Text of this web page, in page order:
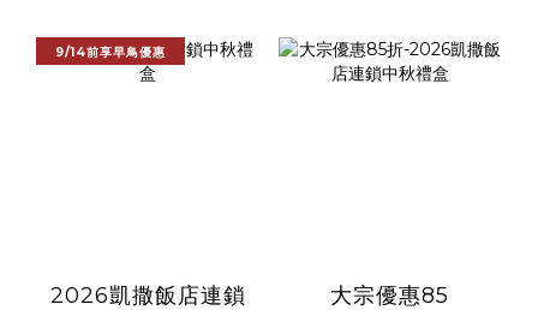
9/14前享早鳥優惠
2026凱撒飯店連鎖
大宗優惠85